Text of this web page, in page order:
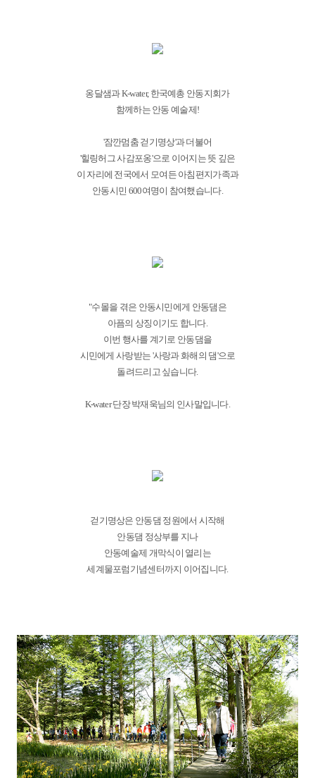
옹달샘과 K-water, 한국예총 안동지회가
함께하는 안동 예술제!
'잠깐멈춤 걷기명상'과 더불어
'힐링허그 사감포옹'으로 이어지는 뜻 깊은
이 자리에 전국에서 모여든 아침편지가족과
안동시민 600여명이 참여했습니다.
"수몰을 겪은 안동시민에게 안동댐은
아픔의 상징이기도 합니다.
이번 행사를 계기로 안동댐을
시민에게 사랑받는 '사랑과 화해의 댐'으로
돌려드리고 싶습니다.
K-water 단장 박재욱님의 인사말입니다.
걷기명상은 안동댐 정원에서 시작해
안동댐 정상부를 지나
안동예술제 개막식이 열리는
세계물포럼기념센터까지 이어집니다.